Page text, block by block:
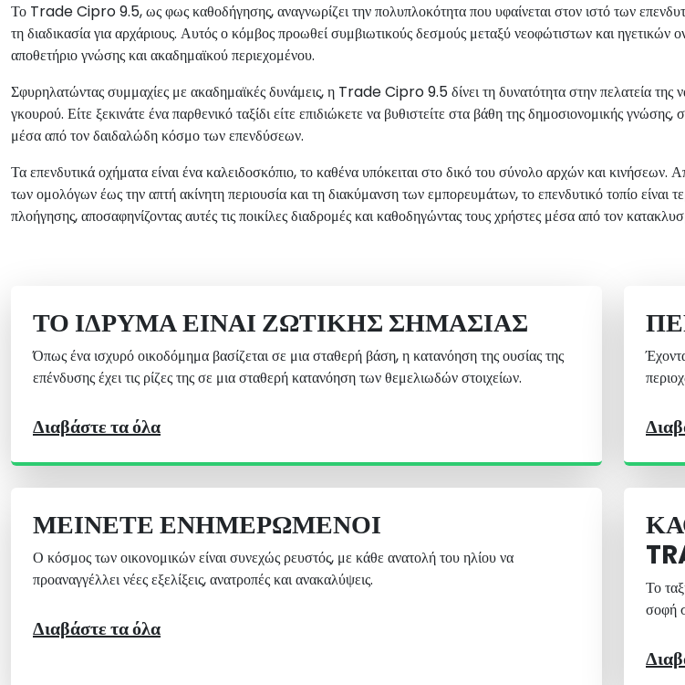
Το Trade Cipro 9.5, ως φως καθοδήγησης, αναγνωρίζει την πολυπλοκότητα που υφαίνεται στον ιστό των
τη διαδικασία για αρχάριους. Αυτός ο κόμβος προωθεί συμβιωτικούς δεσμούς μεταξύ νεοφώτιστων και ηγετικών
αποθετήριο γνώσης και ακαδημαϊκού περιεχομένου.
Σφυρηλατώντας συμμαχίες με ακαδημαϊκές δυνάμεις, η Trade Cipro 9.5 δίνει τη δυνατότητα στην πελατεία της
γκουρού. Είτε ξεκινάτε ένα παρθενικό ταξίδι είτε επιδιώκετε να βυθιστείτε στα βάθη της δημοσιονομικής
μέσα από τον δαιδαλώδη κόσμο των επενδύσεων.
Τα επενδυτικά οχήματα είναι ένα καλειδοσκόπιο, το καθένα υπόκειται στο δικό του σύνολο αρχών και
των ομολόγων έως την απτή ακίνητη περιουσία και τη διακύμανση των εμπορευμάτων, το επενδυτικό τοπίο
πλοήγησης, αποσαφηνίζοντας αυτές τις ποικίλες διαδρομές και καθοδηγώντας τους χρήστες μέσα από τον
ΤΟ ΊΔΡΥΜΑ ΕΊΝΑΙ ΖΩΤΙΚΉΣ ΣΗΜΑΣΊΑΣ
Όπως ένα ισχυρό οικοδόμημα βασίζεται σε μια σταθερή βάση, η κατανόηση της ουσίας της
επένδυσης έχει τις ρίζες της σε μια σταθερή κατανόηση των θεμελιωδών στοιχείων.
Διαβάστε τα όλα
ΜΕΊΝΕΤΕ ΕΝΗΜΕΡΩΜΈΝΟΙ
Ο κόσμος των οικονομικών είναι συνεχώς ρευστός, με κάθε ανατολή του ηλίου να
προαναγγέλλει νέες εξελίξεις, ανατροπές και ανακαλύψεις.
Διαβάστε τα όλα
Το
σοφή